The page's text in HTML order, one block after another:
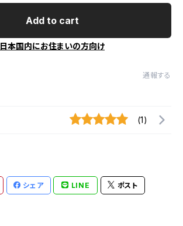
Add to cart
日本国内にお住まいの方向け
通報する
(1)
シェア LINE ポスト